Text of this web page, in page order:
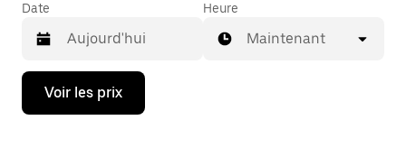
Date
Appuyez
la
Heure
Maintenant
Voir les prix